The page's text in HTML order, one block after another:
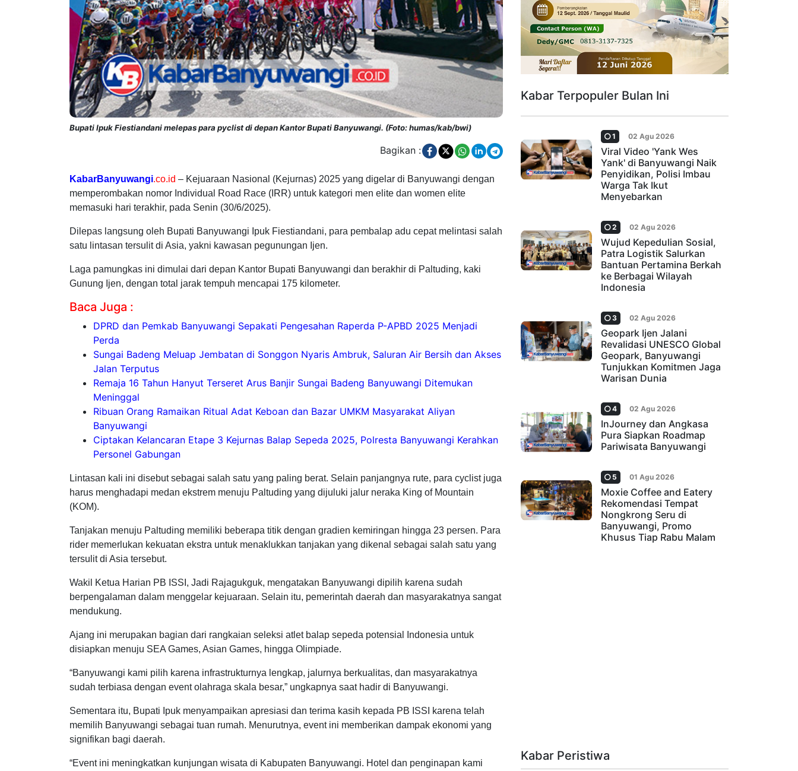
Bupati Ipuk Fiestiandani melepas para pyclist di depan Kantor Bupati Banyuwangi. (Foto: humas/kab/bwi)
Bagikan :
KabarBanyuwangi.co.id – Kejuaraan Nasional (Kejurnas) 2025 yang digelar di Banyuwangi dengan
memperombakan nomor Individual Road Race (IRR) untuk kategori men elite dan women elite
memasuki hari terakhir, pada Senin (30/6/2025).
Dilepas langsung oleh Bupati Banyuwangi Ipuk Fiestiandani, para pembalap adu cepat melintasi salah
satu lintasan tersulit di Asia, yakni kawasan pegunungan Ijen.
Laga pamungkas ini dimulai dari depan Kantor Bupati Banyuwangi dan berakhir di Paltuding, kaki
Gunung Ijen, dengan total jarak tempuh mencapai 175 kilometer.
Baca Juga :
DPRD dan Pemkab Banyuwangi Sepakati Pengesahan Raperda P-APBD 2025 Menjadi
Perda
Sungai Badeng Meluap Jembatan di Songgon Nyaris Ambruk, Saluran Air Bersih dan Akses
Jalan Terputus
Remaja 16 Tahun Hanyut Terseret Arus Banjir Sungai Badeng Banyuwangi Ditemukan
Meninggal
Ribuan Orang Ramaikan Ritual Adat Keboan dan Bazar UMKM Masyarakat Aliyan
Banyuwangi
Ciptakan Kelancaran Etape 3 Kejurnas Balap Sepeda 2025, Polresta Banyuwangi Kerahkan
Personel Gabungan
Lintasan kali ini disebut sebagai salah satu yang paling berat. Selain panjangnya rute, para cyclist juga
harus menghadapi medan ekstrem menuju Paltuding yang dijuluki jalur neraka King of Mountain
(KOM).
Tanjakan menuju Paltuding memiliki beberapa titik dengan gradien kemiringan hingga 23 persen. Para
rider memerlukan kekuatan ekstra untuk menaklukkan tanjakan yang dikenal sebagai salah satu yang
tersulit di Asia tersebut.
Wakil Ketua Harian PB ISSI, Jadi Rajagukguk, mengatakan Banyuwangi dipilih karena sudah
berpengalaman dalam menggelar kejuaraan. Selain itu, pemerintah daerah dan masyarakatnya sangat
mendukung.
Ajang ini merupakan bagian dari rangkaian seleksi atlet balap sepeda potensial Indonesia untuk
disiapkan menuju SEA Games, Asian Games, hingga Olimpiade.
“Banyuwangi kami pilih karena infrastrukturnya lengkap, jalurnya berkualitas, dan masyarakatnya
sudah terbiasa dengan event olahraga skala besar,” ungkapnya saat hadir di Banyuwangi.
Sementara itu, Bupati Ipuk menyampaikan apresiasi dan terima kasih kepada PB ISSI karena telah
memilih Banyuwangi sebagai tuan rumah. Menurutnya, event ini memberikan dampak ekonomi yang
signifikan bagi daerah.
“Event ini meningkatkan kunjungan wisata di Kabupaten Banyuwangi. Hotel dan penginapan kami
Kabar Terpopuler Bulan Ini
1 02 Agu 2026
Viral Video 'Yank Wes
Yank' di Banyuwangi Naik
Penyidikan, Polisi Imbau
Warga Tak Ikut
Menyebarkan
2 02 Agu 2026
Wujud Kepedulian Sosial,
Patra Logistik Salurkan
Bantuan Pertamina Berkah
ke Berbagai Wilayah
Indonesia
3 02 Agu 2026
Geopark Ijen Jalani
Revalidasi UNESCO Global
Geopark, Banyuwangi
Tunjukkan Komitmen Jaga
Warisan Dunia
4 02 Agu 2026
InJourney dan Angkasa
Pura Siapkan Roadmap
Pariwisata Banyuwangi
5 01 Agu 2026
Moxie Coffee and Eatery
Rekomendasi Tempat
Nongkrong Seru di
Banyuwangi, Promo
Khusus Tiap Rabu Malam
Kabar Peristiwa